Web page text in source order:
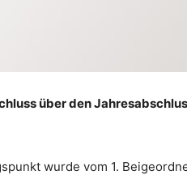
über den
wurde vom 1.